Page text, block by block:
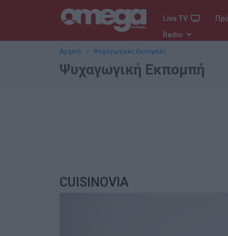
Live TV
Radio
Αρχική Ψυχαγωγικές Εκπομπές
Ψυχαγωγική Εκπομπή
CUISINOVIA